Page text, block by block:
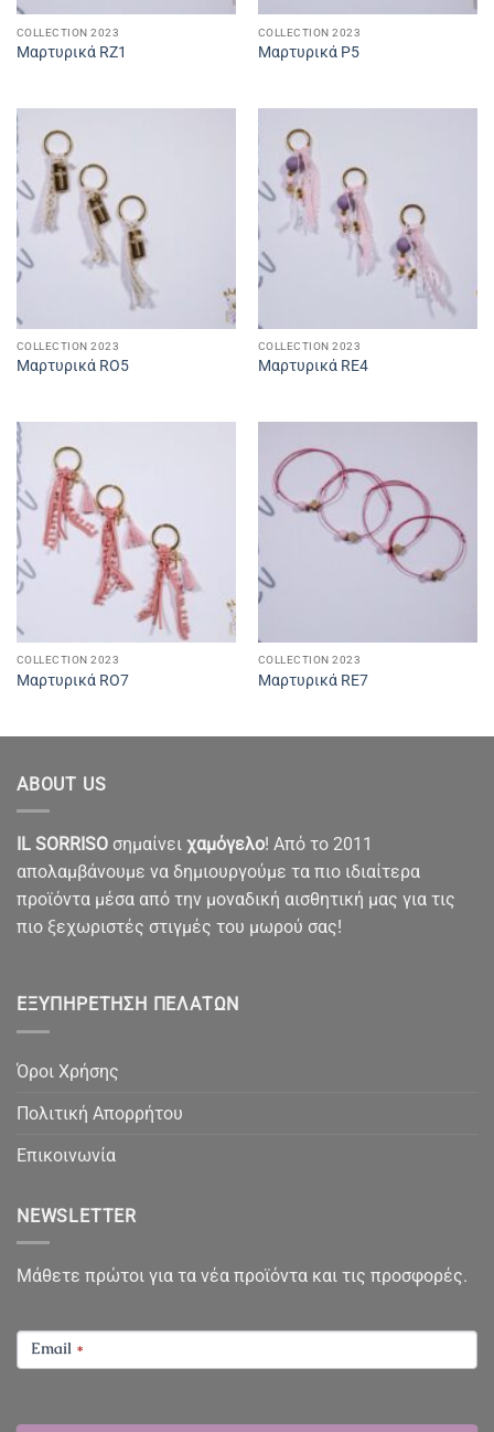
COLLECTION 2023
Μαρτυρικά RZ1
COLLECTION 2023
Μαρτυρικά P5
COLLECTION 2023
Μαρτυρικά RO5
COLLECTION 2023
Μαρτυρικά RE4
COLLECTION 2023
Μαρτυρικά RO7
COLLECTION 2023
Μαρτυρικά RE7
ABOUT US
IL SORRISO σημαίνει χαμόγελο! Από το 2011
απολαμβάνουμε να δημιουργούμε τα πιο ιδιαίτερα
προϊόντα μέσα από την μοναδική αισθητική μας για τις
πιο ξεχωριστές στιγμές του μωρού σας!
ΕΞΥΠΗΡΈΤΗΣΗ ΠΕΛΑΤΏΝ
Όροι Χρήσης
Πολιτική Απορρήτου
Επικοινωνία
NEWSLETTER
Μάθετε πρώτοι για τα νέα προϊόντα και τις προσφορές.
NEWSLETTER
Email *